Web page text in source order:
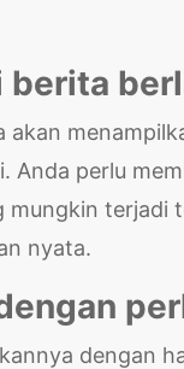
berita
akan
Anda perlu
terjadi
nyata.
dengan